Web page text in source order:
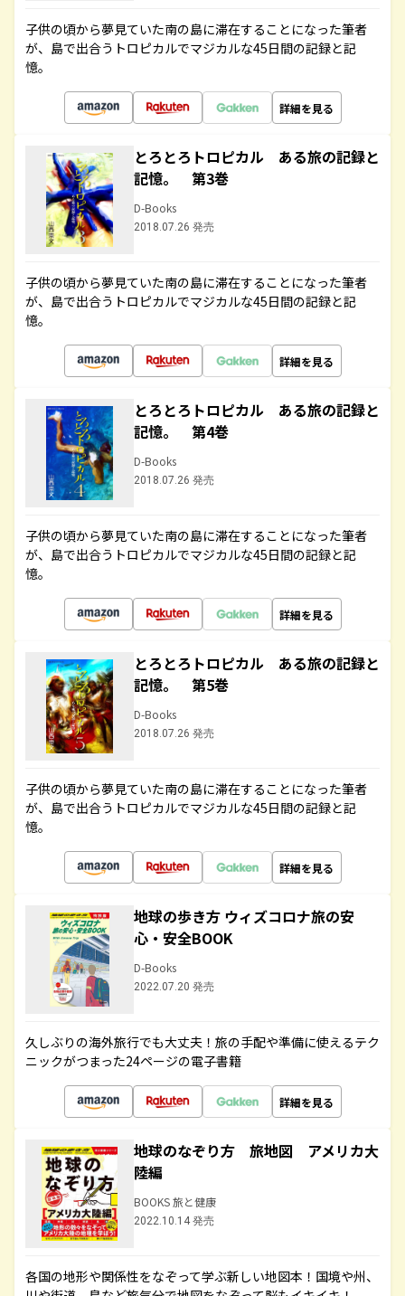
子供の頃から夢見ていた南の島に滞在することになった筆者
が、島で出合うトロピカルでマジカルな45日間の記録と記
憶。
詳細を見る
とろとろトロピカル ある旅の記録と
記憶。 第3巻
D-Books
2018.07.26 発売
子供の頃から夢見ていた南の島に滞在することになった筆者
が、島で出合うトロピカルでマジカルな45日間の記録と記
憶。
詳細を見る
とろとろトロピカル ある旅の記録と
記憶。 第4巻
D-Books
2018.07.26 発売
子供の頃から夢見ていた南の島に滞在することになった筆者
が、島で出合うトロピカルでマジカルな45日間の記録と記
憶。
詳細を見る
とろとろトロピカル ある旅の記録と
記憶。 第5巻
D-Books
2018.07.26 発売
子供の頃から夢見ていた南の島に滞在することになった筆者
が、島で出合うトロピカルでマジカルな45日間の記録と記
憶。
詳細を見る
地球の歩き方 ウィズコロナ旅の安
心・安全BOOK
D-Books
2022.07.20 発売
久しぶりの海外旅行でも大丈夫！旅の手配や準備に使えるテク
ニックがつまった24ページの電子書籍
詳細を見る
地球のなぞり方 旅地図 アメリカ大
陸編
BOOKS 旅と健康
2022.10.14 発売
各国の地形や関係性をなぞって学ぶ新しい地図本！国境や州、